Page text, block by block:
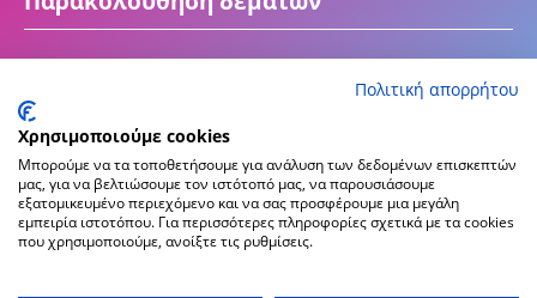
© 2016 - 2026 ektiposeto.gr
Πολιτική απορρήτου
Χρησιμοποιούμε cookies
Μπορούμε να τα τοποθετήσουμε για ανάλυση των δεδομένων επισκεπτών
μας, για να βελτιώσουμε τον ιστότοπό μας, να παρουσιάσουμε
εξατομικευμένο περιεχόμενο και να σας προσφέρουμε μια μεγάλη
εμπειρία ιστοτόπου. Για περισσότερες πληροφορίες σχετικά με τα cookies
που χρησιμοποιούμε, ανοίξτε τις ρυθμίσεις.